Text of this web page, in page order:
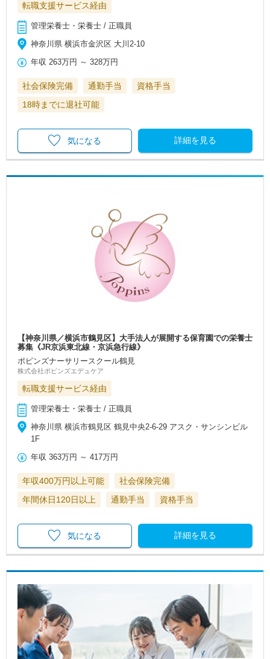
転職支援サービス経由
管理栄養士・栄養士 / 正職員
神奈川県 横浜市金沢区 大川2-10
年収 263万円 ～328万円
社会保険完備 通勤手当
資格手当
18時までに退社可能
詳細を見る
気になる
【神奈川県／横浜市鶴見区】大手法人が展開する保育園での栄養士
募集《JR京浜東北線・京浜急行線》
ポピンズナーサリースクール鶴見
株式会社ポピンズエデュケア
転職支援サービス経由
管理栄養士・栄養士 / 正職員
神奈川県 横浜市鶴見区 鶴見中央2-6-29 アスク・サンシンビル
1F
年収 363万円 ～417万円
年収400万円以上可能
社会保険完備
年間休日120日以上
通勤手当 資格手当
詳細を見る
気になる